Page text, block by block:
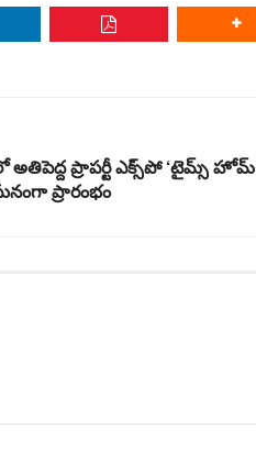
ప్రాపర్టీ ఎక్స్‌పో ‘టైమ్స్ హోమ్
ప్రారంభం